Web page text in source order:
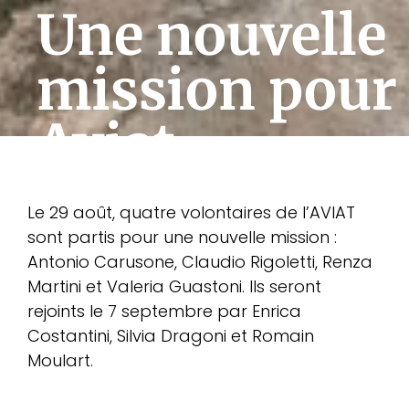
Une nouvelle
mission pour
Aviat
Le 29 août, quatre volontaires de l’AVIAT
sont partis pour une nouvelle mission :
Antonio Carusone, Claudio Rigoletti, Renza
Martini et Valeria Guastoni. Ils seront
rejoints le 7 septembre par Enrica
Costantini, Silvia Dragoni et Romain
Moulart.